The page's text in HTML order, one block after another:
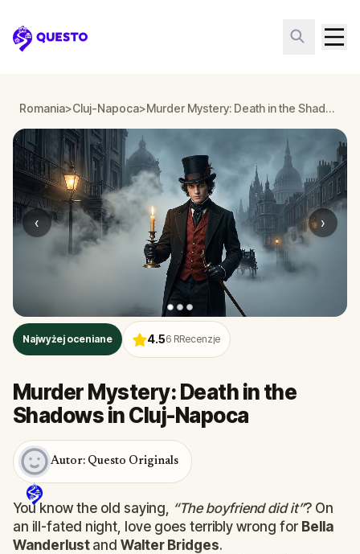
Questo
Romania>Cluj-Napoca> Murder Mystery: Death in the Shadows in Cluj-Napoca
‹ ›
Najwyżej oceniane 4.56 RRecenzje
Murder Mystery: Death in the
Shadows in Cluj-Napoca
Autor: Questo Originals
You know the old saying, “The boyfriend did it”? On
an ill-fated night, love goes terribly wrong for Bella
Wanderlust and Walter Bridges.